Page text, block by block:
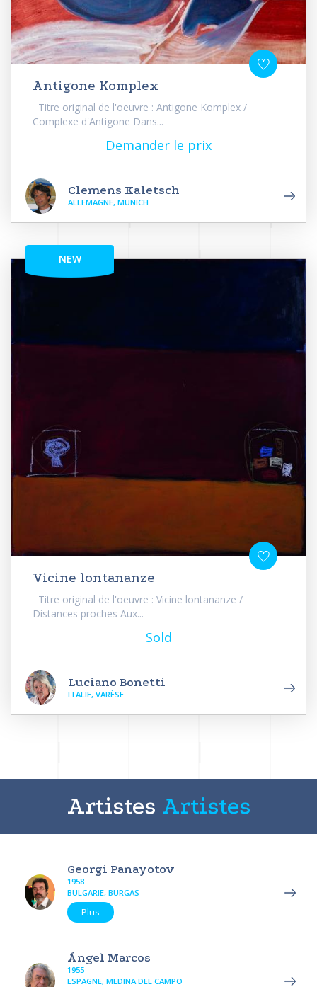
Antigone Komplex
Titre original de l'oeuvre : Antigone Komplex /
Complexe d'Antigone Dans...
Demander le prix
Clemens Kaletsch
ALLEMAGNE, MUNICH
NEW
Vicine lontananze
Titre original de l'oeuvre : Vicine lontananze /
Distances proches Aux...
Sold
Luciano Bonetti
ITALIE, VARÈSE
Artistes Artistes
Georgi Panayotov
1958
BULGARIE, BURGAS
Plus
Ángel Marcos
1955
ESPAGNE, MEDINA DEL CAMPO